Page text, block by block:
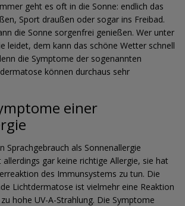
geht es oft in die Sonne: endlich das
Sport draußen oder sogar ins Freibad.
die Sonne sorgenfrei genießen. Wer unter
leidet, dem kann das schöne Wetter schnell
die Symptome der sogenannten
können durchaus sehr
einer
Sprachgebrauch als Sonnenallergie
gar keine richtige Allergie, sie hat
des Immunsystems zu tun. Die
Lichtdermatose ist vielmehr eine Reaktion
hohe UV-A-Strahlung. Die Symptome